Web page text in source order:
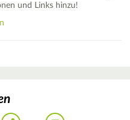
und Links hinzu!